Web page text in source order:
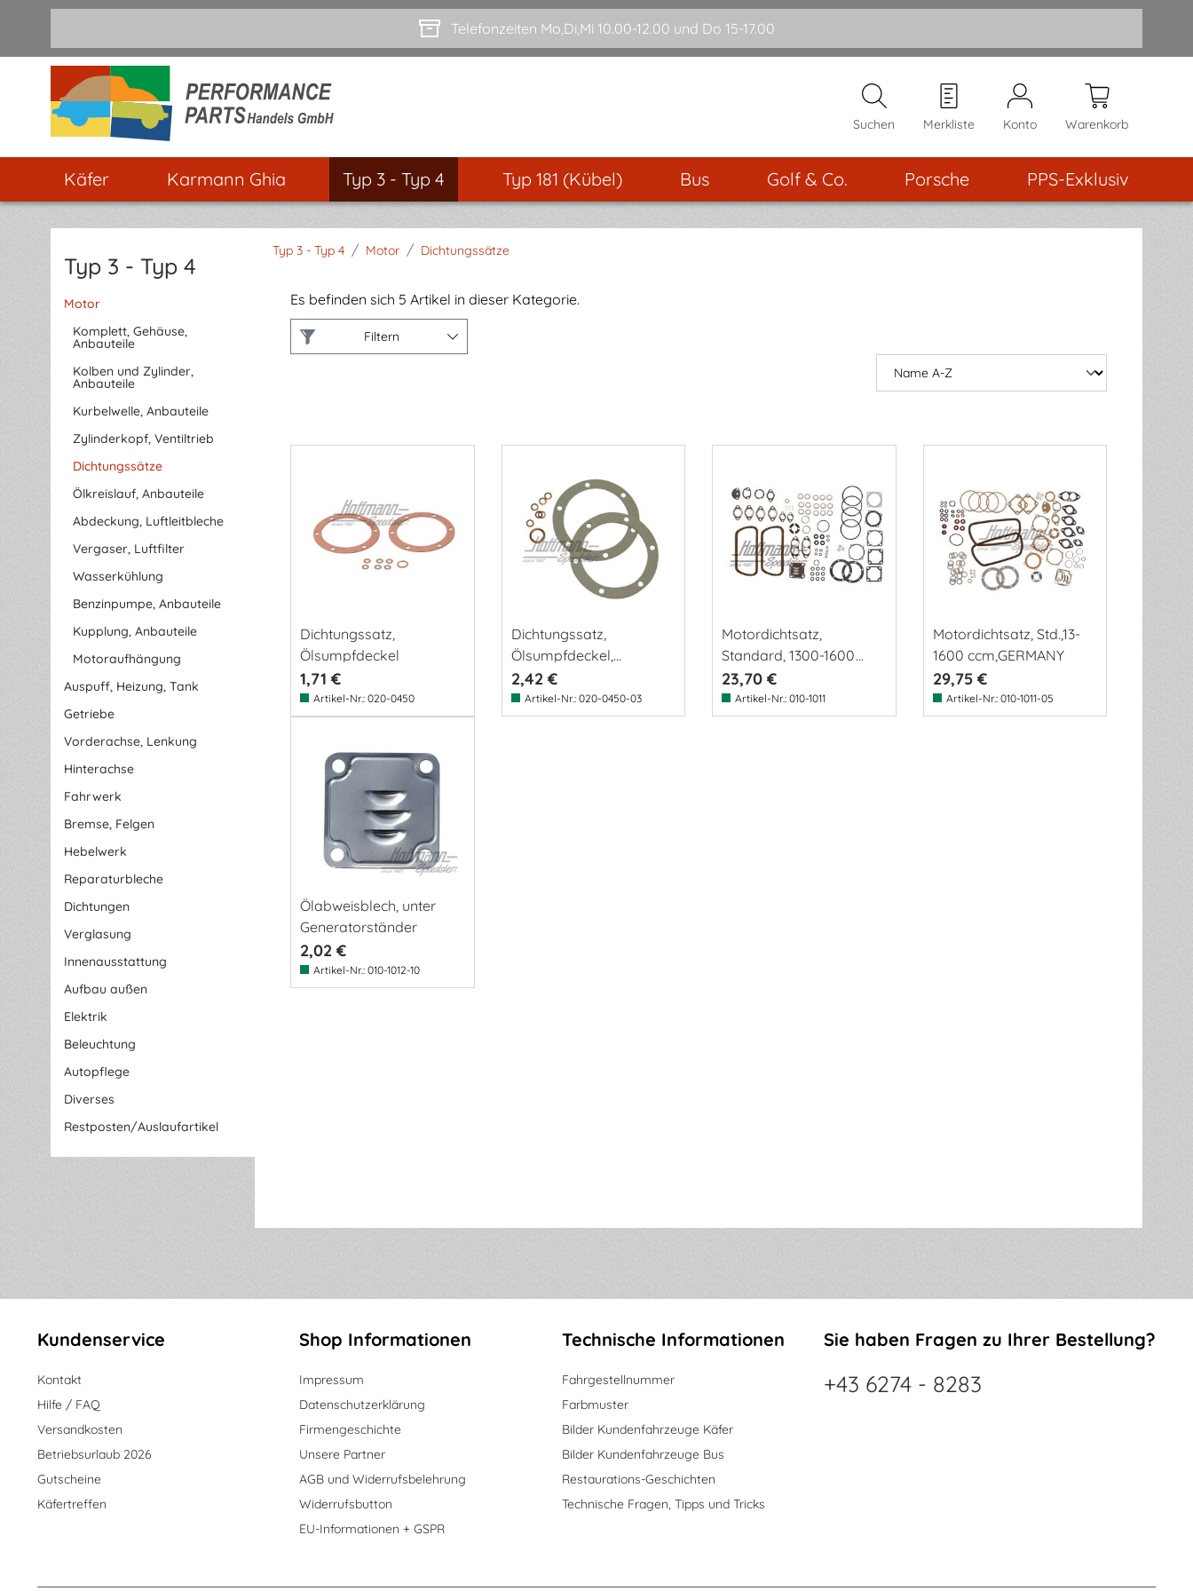
Telefonzeiten Mo,Di,Mi 10.00-12.00 und Do 15-17.00
Suchen Merkliste Konto Warenkorb
Käfer Karmann Ghia Typ 3 - Typ 4 Typ 181 (Kübel) Bus Golf & Co. Porsche PPS-Exklusiv
Typ 3 - Typ 4
Motor
Komplett, Gehäuse,
Anbauteile
Kolben und Zylinder,
Anbauteile
Kurbelwelle, Anbauteile
Zylinderkopf, Ventiltrieb
Dichtungssätze
Ölkreislauf, Anbauteile
Abdeckung, Luftleitbleche
Vergaser, Luftfilter
Wasserkühlung
Benzinpumpe, Anbauteile
Kupplung, Anbauteile
Motoraufhängung
Auspuff, Heizung, Tank
Getriebe
Vorderachse, Lenkung
Hinterachse
Fahrwerk
Bremse, Felgen
Hebelwerk
Reparaturbleche
Dichtungen
Verglasung
Innenausstattung
Aufbau außen
Elektrik
Beleuchtung
Autopflege
Diverses
Restposten/Auslaufartikel
Typ 3 - Typ 4 / Motor / Dichtungssätze
Es befinden sich 5 Artikel in dieser Kategorie.
Filtern
Dichtungssatz,
Ölsumpfdeckel
1,71 €
Artikel-Nr.: 020-0450
Dichtungssatz,
Ölsumpfdeckel,
Germany
2,42 €
Artikel-Nr.: 020-0450-03
Motordichtsatz,
Standard, 1300-1600
ccm
23,70 €
Artikel-Nr.: 010-1011
Motordichtsatz, Std.,13-
1600 ccm,GERMANY
29,75 €
Artikel-Nr.: 010-1011-05
Ölabweisblech, unter
Generatorständer
2,02 €
Artikel-Nr.: 010-1012-10
Kundenservice
Kontakt
Hilfe / FAQ
Versandkosten
Betriebsurlaub 2026
Gutscheine
Käfertreffen
Shop Informationen
Impressum
Datenschutzerklärung
Firmengeschichte
Unsere Partner
AGB und Widerrufsbelehrung
Widerrufsbutton
EU-Informationen + GSPR
Technische Informationen
Fahrgestellnummer
Farbmuster
Bilder Kundenfahrzeuge Käfer
Bilder Kundenfahrzeuge Bus
Restaurations-Geschichten
Technische Fragen, Tipps und Tricks
Sie haben Fragen zu Ihrer Bestellung?
+43 6274 - 8283